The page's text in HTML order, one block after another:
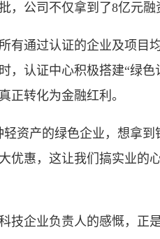
，公司不仅拿到了8亿元
通过认证的企业及项目均
，认证中心积极搭建“绿
正转化为金融红利。
产的绿色企业，想拿到
优惠，这让我们搞实业的
企业负责人的感慨，正是